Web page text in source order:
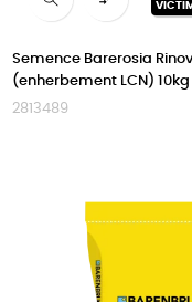
Semence Barerosia
(enherbement LCN)
2813489